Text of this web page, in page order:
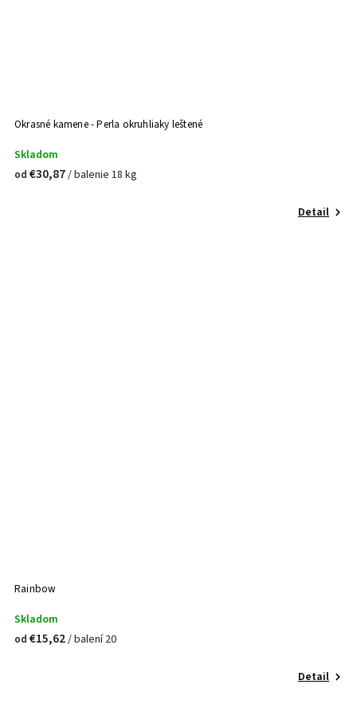
Okrasné kamene - Perla okruhliaky leštené
Skladom
od €30,87/ balenie 18 kg
Detail
Rainbow
Skladom
od €15,62/ balení 20
Detail